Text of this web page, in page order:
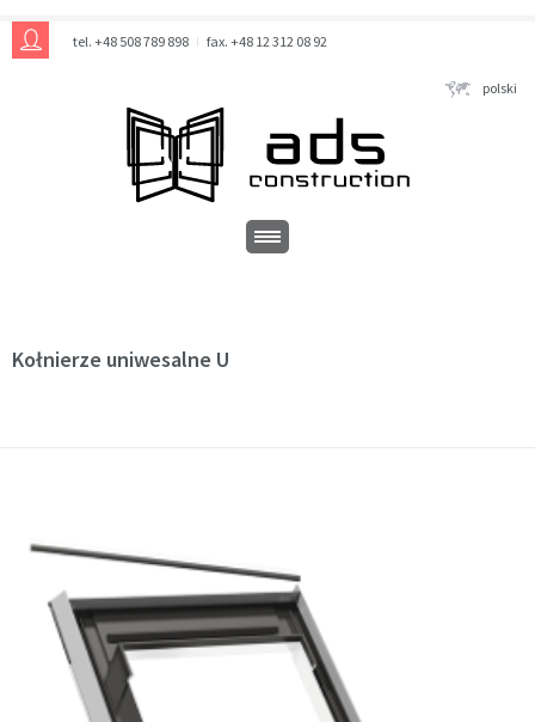
tel. +48 508 789 898 fax. +48 12 312 08 92
polski
Kołnierze uniwesalne U